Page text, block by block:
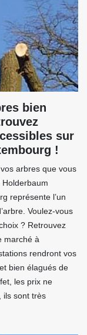
bien
sur
!
arbres que vous
représente l’un
Voulez-vous
? Retrouvez
marché à
rendront vos
bien élagués de
les prix ne
ils sont très